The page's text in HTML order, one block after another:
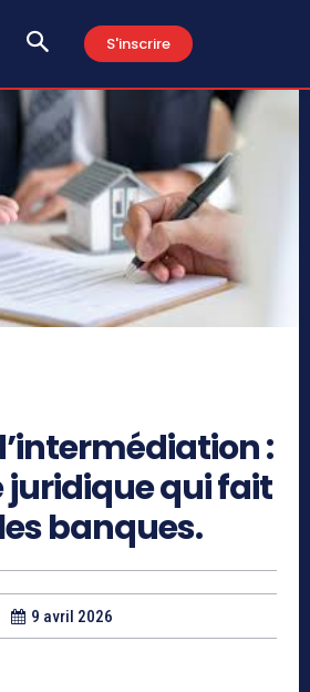
S'inscrire
:
juridique qui fait
banques.
9 avril 2026